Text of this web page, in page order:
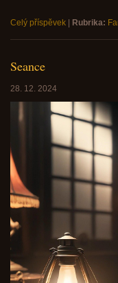
Celý příspěvek Rubrika:
Seance
28. 12. 2024